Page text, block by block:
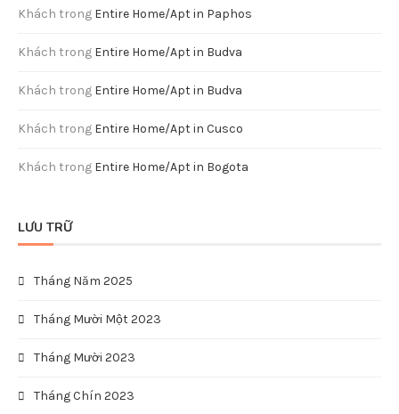
Khách trong Entire Home/Apt in Paphos
Khách trong Entire Home/Apt in Budva
Khách trong Entire Home/Apt in Budva
Khách trong Entire Home/Apt in Cusco
Khách trong Entire Home/Apt in Bogota
LƯU TRỮ
Tháng Năm 2025
Tháng Mười Một 2023
Tháng Mười 2023
Tháng Chín 2023